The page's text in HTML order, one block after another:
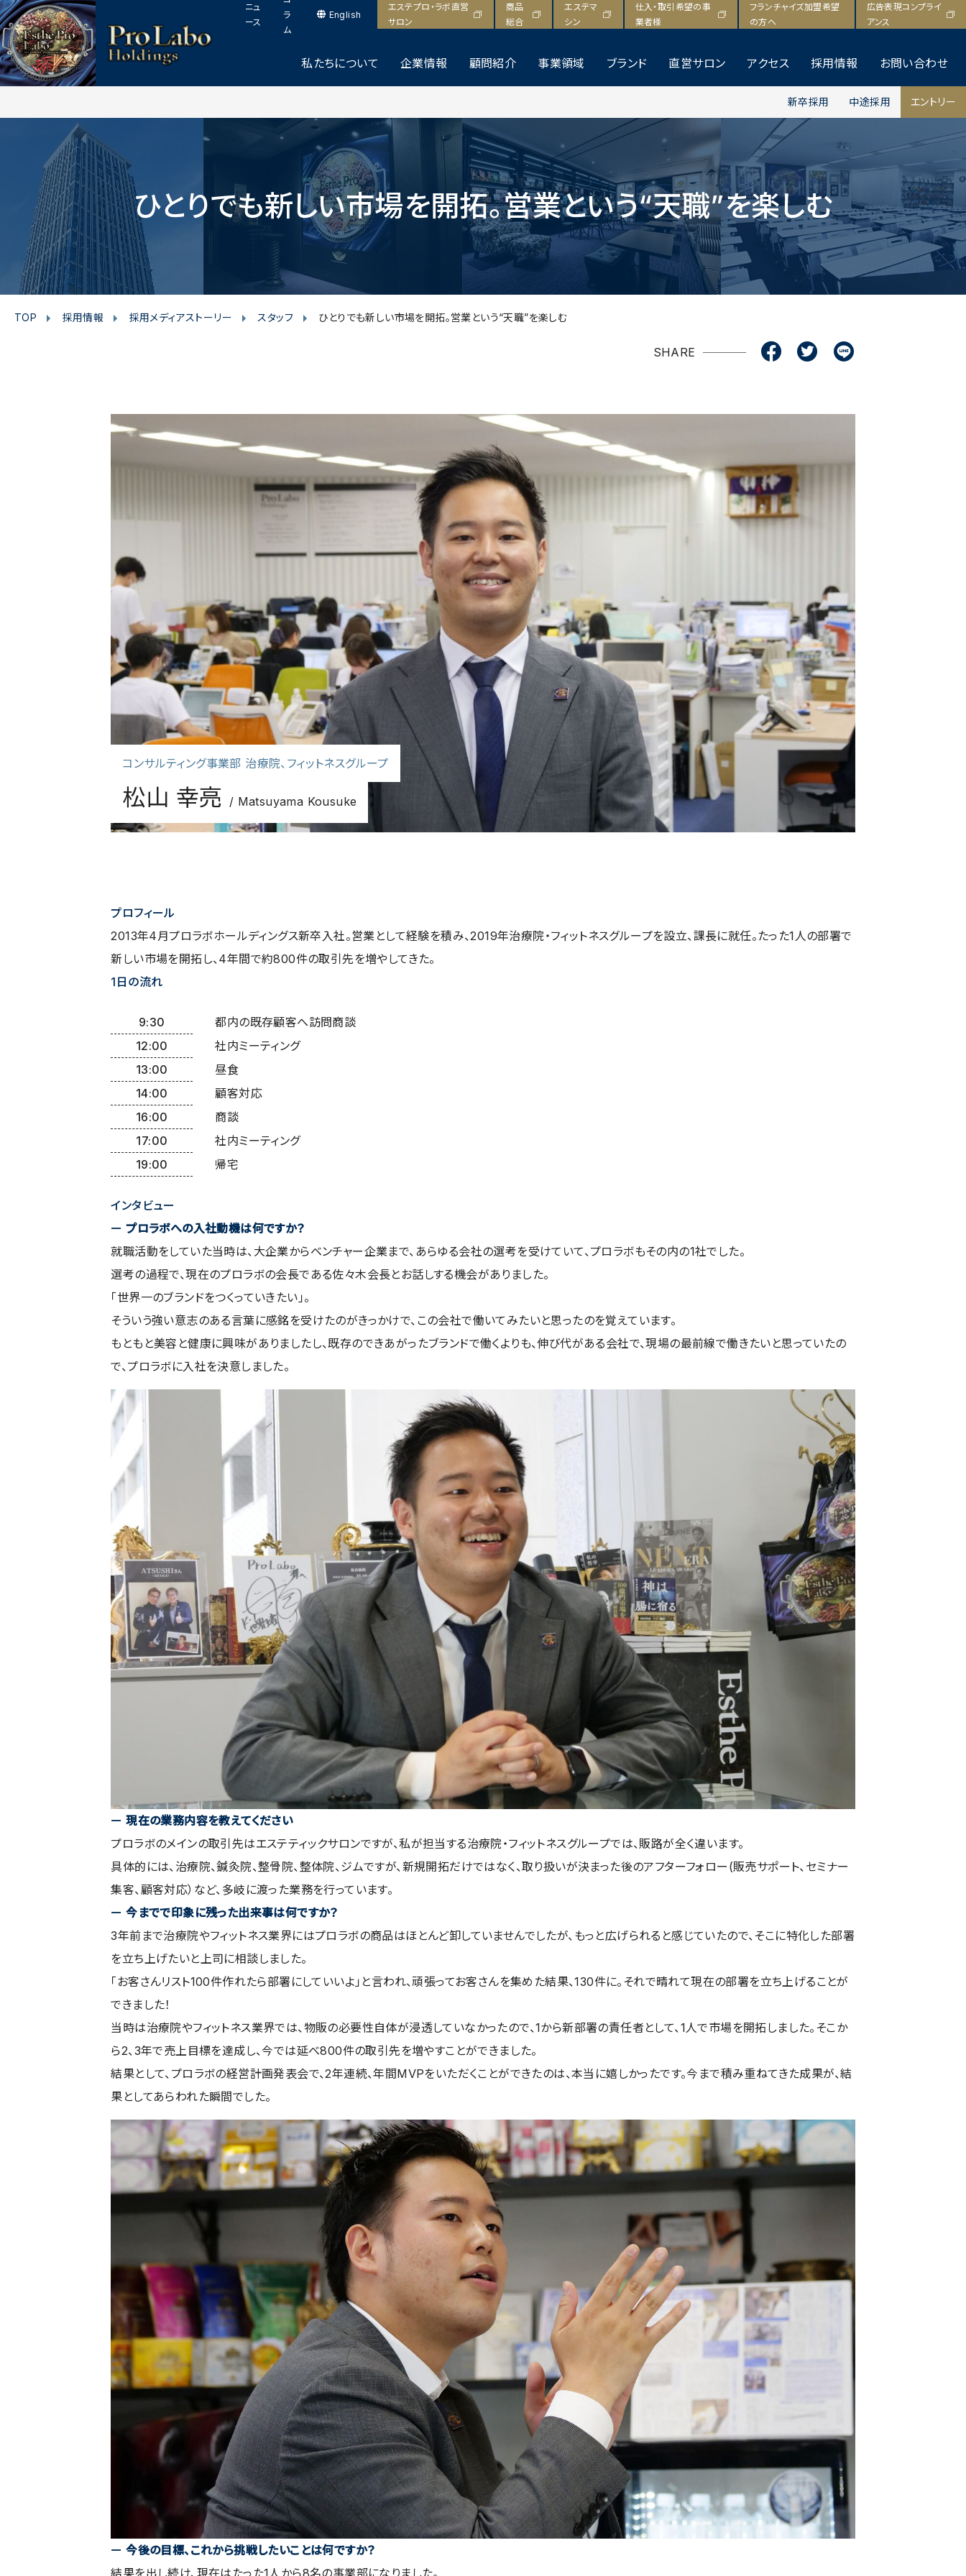
このページの本文へ
私たちについて 企業情報 顧問紹介 事業領域 ブランド 直営サロン アクセス 採用情報 お問い合わせ
ニュ
ース
ラ
ム
English
エステプロ・ラボ直営
サロン
商品
総合
エステマ
シン
仕入・取引希望の事
業者様
フランチャイズ加盟希望
の方へ
広告表現コンプライ
アンス
新卒採用 中途採用 エントリー
ひとりでも新しい市場を開拓。営業という“天職”を楽しむ
TOP 採用情報 採用メディアストーリー スタッフ ひとりでも新しい市場を開拓。営業という“天職”を楽しむ
SHARE
a
e
b
o
o
w
t
t
e
i
e
コンサルティング事業部 治療院、フィットネスグループ
松山 幸亮 / Matsuyama Kousuke
プロフィール
2013年4月プロラボホールディングス新卒入社。営業として経験を積み、2019年治療院・フィットネスグループを設立、課長に就任。たった1人の部署で
新しい市場を開拓し、4年間で約800件の取引先を増やしてきた。
1日の流れ
9:30
都内の既存顧客へ訪問商談
12:00
社内ミーティング
13:00
昼食
14:00
顧客対応
16:00
商談
17:00
社内ミーティング
19:00
帰宅
インタビュー
ープロラボへの入社動機は何ですか？
就職活動をしていた当時は、大企業からベンチャー企業まで、あらゆる会社の選考を受けていて、プロラボもその内の1社でした。
選考の過程で、現在のプロラボの会長である佐々木会長とお話しする機会がありました。
「世界一のブランドをつくっていきたい」。
そういう強い意志のある言葉に感銘を受けたのがきっかけで、この会社で働いてみたいと思ったのを覚えています。
もともと美容と健康に興味がありましたし、既存のできあがったブランドで働くよりも、伸び代がある会社で、現場の最前線で働きたいと思っていたの
で、プロラボに入社を決意しました。
ー現在の業務内容を教えてください
プロラボのメインの取引先はエステティックサロンですが、私が担当する治療院・フィットネスグループでは、販路が全く違います。
具体的には、治療院、鍼灸院、整骨院、整体院、ジムですが、新規開拓だけではなく、取り扱いが決まった後のアフターフォロー(販売サポート、セミナー
集客、顧客対応）など、多岐に渡った業務を行っています。
ー今までで印象に残った出来事は何ですか？
3年前まで治療院やフィットネス業界にはプロラボの商品はほとんど卸していませんでしたが、もっと広げられると感じていたので、そこに特化した部署
を立ち上げたいと上司に相談しました。
「お客さんリスト100件作れたら部署にしていいよ」と言われ、頑張ってお客さんを集めた結果、130件に。それで晴れて現在の部署を立ち上げることが
できました！
当時は治療院やフィットネス業界では、物販の必要性自体が浸透していなかったので、1から新部署の責任者として、1人で市場を開拓しました。そこか
ら2、3年で売上目標を達成し、今では延べ800件の取引先を増やすことができました。
結果として、プロラボの経営計画発表会で、2年連続、年間MVPをいただくことができたのは、本当に嬉しかったです。今まで積み重ねてきた成果が、結
果としてあらわれた瞬間でした。
ー今後の目標、これから挑戦したいことは何ですか？
p
a
g
e
t
n
s
t
a
g
m
c
e
b
o
i
t
e
r
u
b